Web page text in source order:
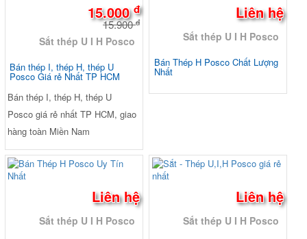
15.000đ
15.900đ
Sắt thép U I H Posco
Bán thép I, thép H, thép U
Posco Giá rẻ Nhất TP HCM
Bán thép I, thép H, thép U
Posco giá rẻ nhất TP HCM, giao
hàng toàn Miền Nam
Liên hệ
Sắt thép U I H Posco
Bán Thép H Posco Chất Lượng
Nhất
Liên hệ
Sắt thép U I H Posco
Liên hệ
Sắt thép U I H Posco